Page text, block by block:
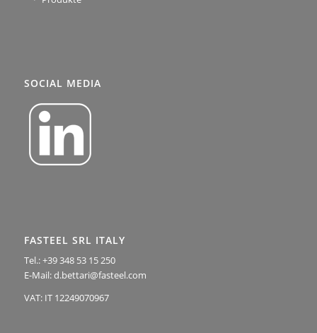
SOCIAL MEDIA
FASTEEL SRL ITALY
Tel.: +39 348 53 15 250
E-Mail: d.bettari@fasteel.com
VAT: IT 12249070967